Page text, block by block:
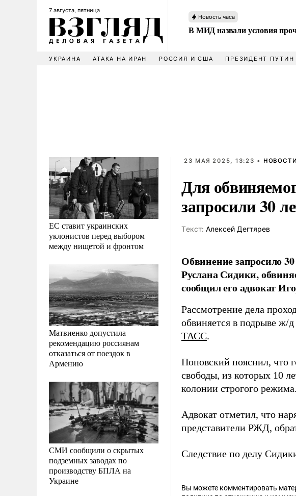
7 августа, пятница
Новость часа
В МИД назвали условия
УКРАИНА АТАКА НА ИРАН РОССИЯ И США ПРЕЗИДЕНТ ПУТИН
ЕС ставит украинских
уклонистов перед выбором
между нищетой и фронтом
Матвиенко допустила
рекомендацию россиянам
отказаться от поездок в
Армению
СМИ сообщили о скрытых
подземных заводах по
производству БПЛА на
Украине
23 МАЯ 2025, 13:23 •
Для
запросили 30
Tекст: Алексей Дегтярев
Обвинение запросило
Руслана Сидики,
сообщил его адвокат
Рассмотрение дела
обвиняется в подрыве ж/
ТАСС.
Поповский пояснил, что
свободы, из которых 10
колонии строгого режима.
Адвокат отметил, что
представители РЖД,
Следствие по делу
Вы можете комментировать